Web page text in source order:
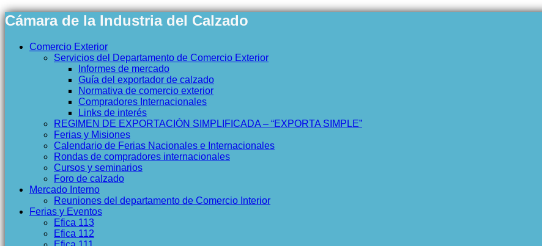
Cámara de la Industria del Calzado
Comercio Exterior
Servicios del Departamento de Comercio Exterior
Informes de mercado
Guía del exportador de calzado
Normativa de comercio exterior
Compradores Internacionales
Links de interés
REGIMEN DE EXPORTACIÓN SIMPLIFICADA – “EXPORTA SIMPLE”
Ferias y Misiones
Calendario de Ferias Nacionales e Internacionales
Rondas de compradores internacionales
Cursos y seminarios
Foro de calzado
Mercado Interno
Reuniones del departamento de Comercio Interior
Ferias y Eventos
Efica 113
Efica 112